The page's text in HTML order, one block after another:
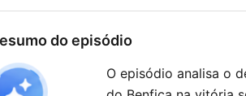
do episódio
O episódio analisa o